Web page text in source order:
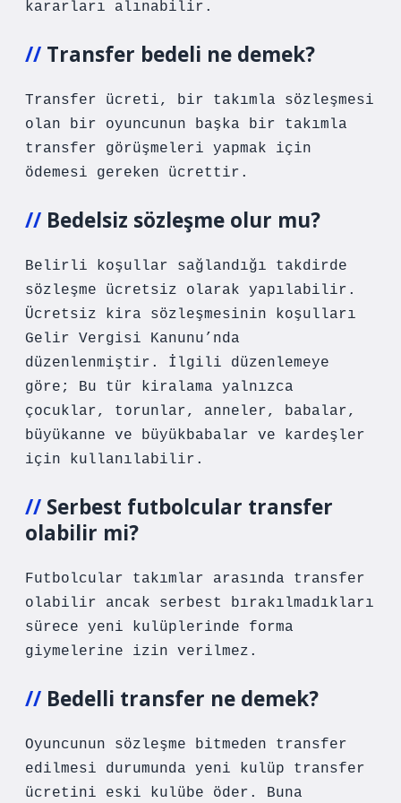
kararları alınabilir.
Transfer bedeli ne demek?
Transfer ücreti, bir takımla sözleşmesi
olan bir oyuncunun başka bir takımla
transfer görüşmeleri yapmak için
ödemesi gereken ücrettir.
Bedelsiz sözleşme olur mu?
Belirli koşullar sağlandığı takdirde
sözleşme ücretsiz olarak yapılabilir.
Ücretsiz kira sözleşmesinin koşulları
Gelir Vergisi Kanunu’nda
düzenlenmiştir. İlgili düzenlemeye
göre; Bu tür kiralama yalnızca
çocuklar, torunlar, anneler, babalar,
büyükanne ve büyükbabalar ve kardeşler
için kullanılabilir.
Serbest futbolcular transfer
olabilir mi?
Futbolcular takımlar arasında transfer
olabilir ancak serbest bırakılmadıkları
sürece yeni kulüplerinde forma
giymelerine izin verilmez.
Bedelli transfer ne demek?
Oyuncunun sözleşme bitmeden transfer
edilmesi durumunda yeni kulüp transfer
ücretini eski kulübe öder. Buna